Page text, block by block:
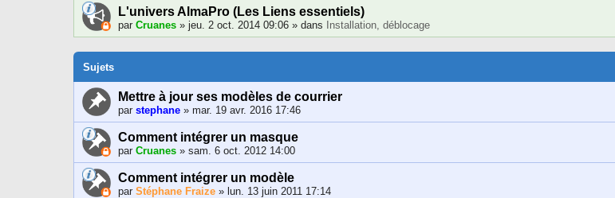
L'univers AlmaPro (Les Liens essentiels)
par Cruanes » jeu. 2 oct. 2014 09:06 » dans Installation, déblocage
Sujets
Mettre à jour ses modèles de courrier
par stephane » mar. 19 avr. 2016 17:46
Comment intégrer un masque
par Cruanes » sam. 6 oct. 2012 14:00
Comment intégrer un modèle
par Stéphane Fraize » lun. 13 juin 2011 17:14